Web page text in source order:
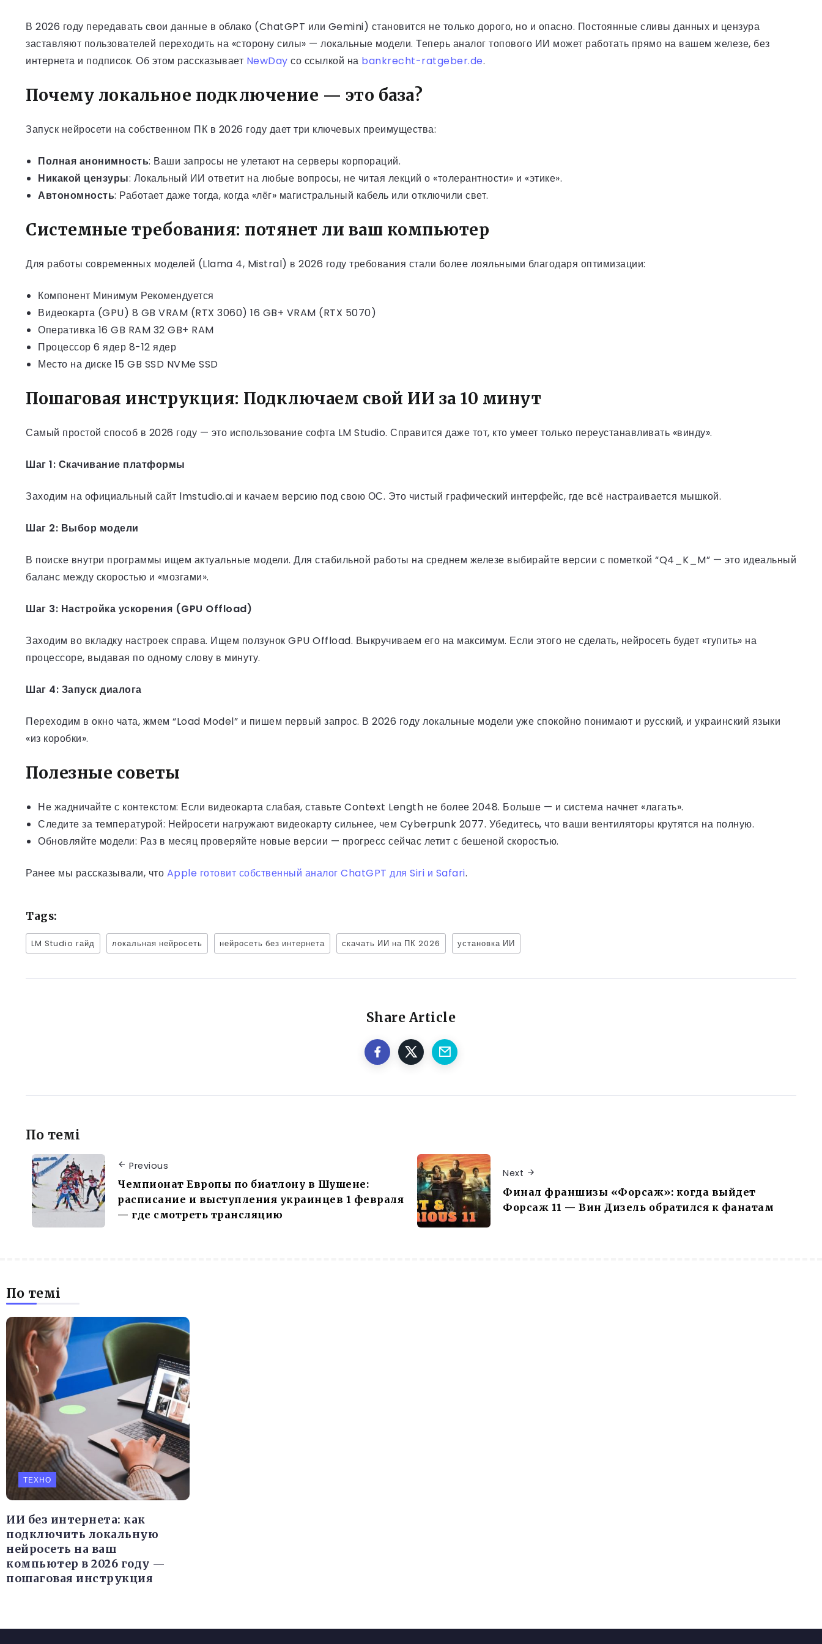
В 2026 году передавать свои данные в облако (ChatGPT или Gemini) становится не только дорого, но и опасно. Постоянные сливы данных и цензура
заставляют пользователей переходить на «сторону силы» — локальные модели. Теперь аналог топового ИИ может работать прямо на вашем железе, без
интернета и подписок. Об этом рассказывает NewDay со ссылкой на bankrecht-ratgeber.de.
Почему локальное подключение — это база?
Запуск нейросети на собственном ПК в 2026 году дает три ключевых преимущества:
Полная анонимность: Ваши запросы не улетают на серверы корпораций.
Никакой цензуры: Локальный ИИ ответит на любые вопросы, не читая лекций о «толерантности» и «этике».
Автономность: Работает даже тогда, когда «лёг» магистральный кабель или отключили свет.
Системные требования: потянет ли ваш компьютер
Для работы современных моделей (Llama 4, Mistral) в 2026 году требования стали более лояльными благодаря оптимизации:
Компонент Минимум Рекомендуется
Видеокарта (GPU) 8 GB VRAM (RTX 3060) 16 GB+ VRAM (RTX 5070)
Оперативка 16 GB RAM 32 GB+ RAM
Процессор 6 ядер 8-12 ядер
Место на диске 15 GB SSD NVMe SSD
Пошаговая инструкция: Подключаем свой ИИ за 10 минут
Самый простой способ в 2026 году — это использование софта LM Studio. Справится даже тот, кто умеет только переустанавливать «винду».
Шаг 1: Скачивание платформы
Заходим на официальный сайт lmstudio.ai и качаем версию под свою ОС. Это чистый графический интерфейс, где всё настраивается мышкой.
Шаг 2: Выбор модели
В поиске внутри программы ищем актуальные модели. Для стабильной работы на среднем железе выбирайте версии с пометкой “Q4_K_M” — это идеальный
баланс между скоростью и «мозгами».
Шаг 3: Настройка ускорения (GPU Offload)
Заходим во вкладку настроек справа. Ищем ползунок GPU Offload. Выкручиваем его на максимум. Если этого не сделать, нейросеть будет «тупить» на
процессоре, выдавая по одному слову в минуту.
Шаг 4: Запуск диалога
Переходим в окно чата, жмем “Load Model” и пишем первый запрос. В 2026 году локальные модели уже спокойно понимают и русский, и украинский языки
«из коробки».
Полезные советы
Не жадничайте с контекстом: Если видеокарта слабая, ставьте Context Length не более 2048. Больше — и система начнет «лагать».
Следите за температурой: Нейросети нагружают видеокарту сильнее, чем Cyberpunk 2077. Убедитесь, что ваши вентиляторы крутятся на полную.
Обновляйте модели: Раз в месяц проверяйте новые версии — прогресс сейчас летит с бешеной скоростью.
Ранее мы рассказывали, что Apple готовит собственный аналог ChatGPT для Siri и Safari.
Tags:
LM Studio гайд локальная нейросеть нейросеть без интернета скачать ИИ на ПК 2026 установка ИИ
Share Article
По темі
Previous
Чемпионат Европы по биатлону в Шушене:
расписание и выступления украинцев 1 февраля
— где смотреть трансляцию
Next
Финал франшизы «Форсаж»: когда выйдет
Форсаж 11 — Вин Дизель обратился к фанатам
По темі
ТЕХНО
ИИ без интернета: как
подключить локальную
нейросеть на ваш
компьютер в 2026 году —
пошаговая инструкция